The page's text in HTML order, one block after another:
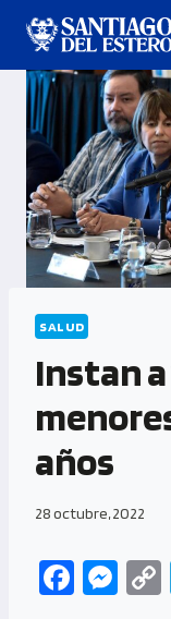
SALUD
Instan
años
28 octubre, 2022
Fa M